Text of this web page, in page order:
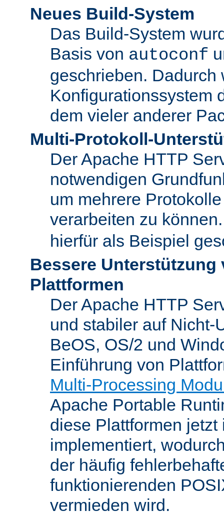
Neues Build-System
Das Build-System
Basis von autoconf
geschrieben. Dadurch
Konfigurationssystem
dem vieler anderer
Multi-Protokoll-
Der Apache HTTP
notwendigen
um mehrere
verarbeiten zu
hierfür als Beispiel
Bessere Unterstützung
Plattformen
Der Apache HTTP
und stabiler auf Nicht-
BeOS, OS/2 und
Einführung von
Multi-Processing
Apache Portable
diese Plattformen
implementiert,
der häufig
funktionierenden
vermieden wird.